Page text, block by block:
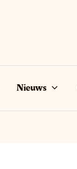
Nieuws